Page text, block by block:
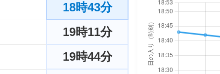
18時43分
19時11分
19時44分